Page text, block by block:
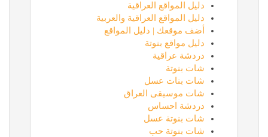
دليل المواقع العراقية
دليل المواقع العراقية والعربية
أضف موقعك | دليل المواقع
دليل مواقع بنوتة
دردشة عراقية
شات بنوتة
شات بنات عسل
شات موسيقى العراق
دردشة احساس
شات بنوتة عسل
شات بنوتة حب